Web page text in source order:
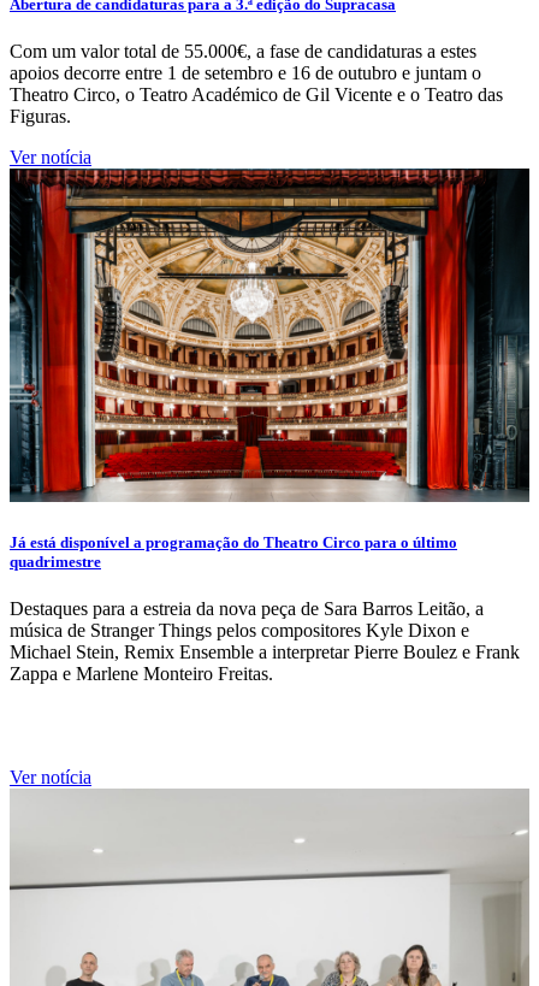
Abertura de candidaturas para a 3.ª edição do Supracasa
Com um valor total de 55.000€, a fase de candidaturas a estes
apoios decorre entre 1 de setembro e 16 de outubro e juntam o
Theatro Circo, o Teatro Académico de Gil Vicente e o Teatro das
Figuras.
Ver notícia
Já está disponível a programação do Theatro Circo para o último
quadrimestre
Destaques para a estreia da nova peça de Sara Barros Leitão, a
música de Stranger Things pelos compositores Kyle Dixon e
Michael Stein, Remix Ensemble a interpretar Pierre Boulez e Frank
Zappa e Marlene Monteiro Freitas.
Ver notícia